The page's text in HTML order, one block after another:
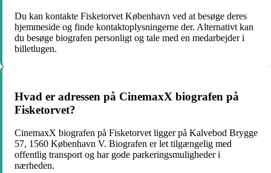
Du kan kontakte Fisketorvet København ved at besøge deres
hjemmeside og finde kontaktoplysningerne der. Alternativt kan
du besøge biografen personligt og tale med en medarbejder i
billetlugen.
Hvad er adressen på CinemaxX biografen på
Fisketorvet?
CinemaxX biografen på Fisketorvet ligger på Kalvebod Brygge
57, 1560 København V. Biografen er let tilgængelig med
offentlig transport og har gode parkeringsmuligheder i
nærheden.